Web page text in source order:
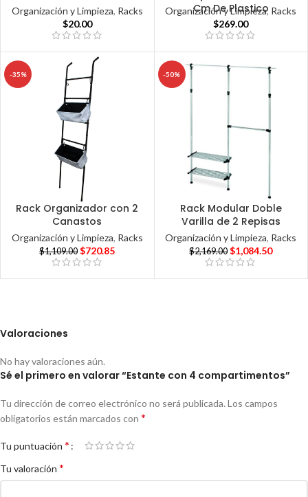
Organización y Limpieza, Racks
$20.00
Cm De Plastico
Organización y Limpieza, Racks
$269.00
-35%
Rack Organizador con 2
Canastos
Organización y Limpieza, Racks
$1,109.00 $720.85
-50%
Rack Modular Doble
Varilla de 2 Repisas
Organización y Limpieza, Racks
$2,169.00 $1,084.50
Valoraciones
No hay valoraciones aún.
Sé el primero en valorar “Estante con 4 compartimentos”
Tu dirección de correo electrónico no será publicada. Los campos
obligatorios están marcados con *
Tu puntuación *
Tu valoración *